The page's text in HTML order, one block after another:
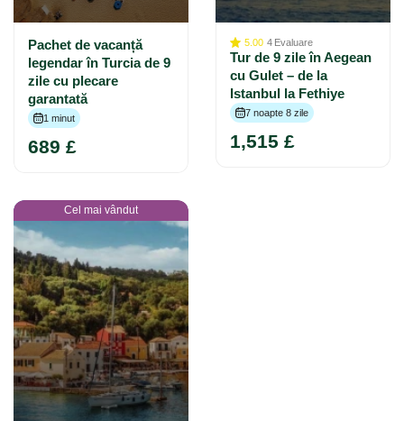
Pachet de vacanță
legendar în Turcia de 9
zile cu plecare
garantată
1 minut
689 £
5.00 4 Evaluare
Tur de 9 zile în Aegean
cu Gulet – de la
Istanbul la Fethiye
7 noapte 8 zile
1,515 £
Cel mai vândut